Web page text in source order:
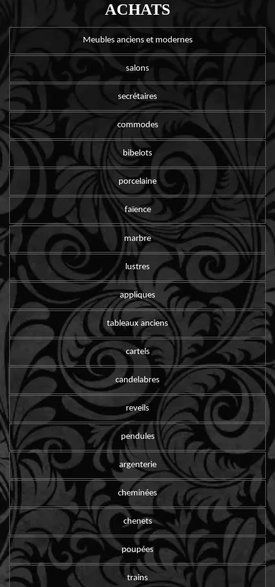
ACHATS
Meubles anciens et modernes
salons
secrétaires
commodes
bibelots
porcelaine
faïence
marbre
lustres
appliques
tableaux anciens
cartels
candelabres
reveils
pendules
argenterie
cheminées
chenets
poupées
trains